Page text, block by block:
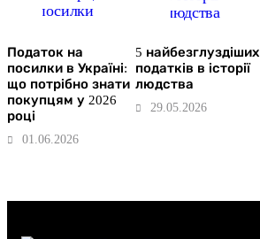
Податок на
посилки в Україні:
що потрібно знати
покупцям у 2026
році
01.06.2026
5 найбезглуздіших
податків в історії
людства
29.05.2026